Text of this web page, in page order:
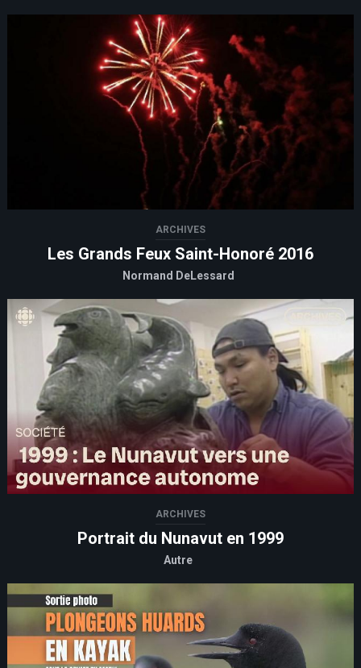
ARCHIVES
Les Grands Feux Saint-Honoré 2016
Normand DeLessard
ARCHIVES
Portrait du Nunavut en 1999
Autre